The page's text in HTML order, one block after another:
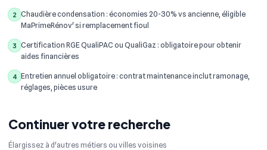
2
Chaudière condensation : économies 20-30% vs ancienne, éligible
MaPrimeRénov' si remplacement fioul
3
Certification RGE QualiPAC ou QualiGaz : obligatoire pour obtenir
aides financières
4 Entretien annuel obligatoire : contrat maintenance inclut ramonage,
réglages, pièces usure
Continuer votre recherche
Élargissez à d'autres métiers ou villes voisines